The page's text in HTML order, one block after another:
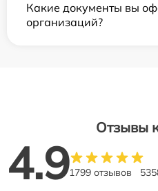
Какие документы вы
организаций?
Отзывы
4.91799 отзывов